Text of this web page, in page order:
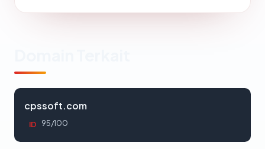
cpssoft.com
ID 95/100